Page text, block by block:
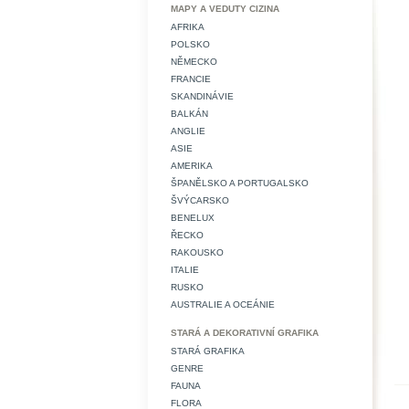
MAPY A VEDUTY CIZINA
AFRIKA
POLSKO
NĚMECKO
FRANCIE
SKANDINÁVIE
BALKÁN
ANGLIE
ASIE
AMERIKA
ŠPANĚLSKO A PORTUGALSKO
ŠVÝCARSKO
BENELUX
ŘECKO
RAKOUSKO
ITALIE
RUSKO
AUSTRALIE A OCEÁNIE
STARÁ A DEKORATIVNÍ GRAFIKA
STARÁ GRAFIKA
GENRE
FAUNA
FLORA